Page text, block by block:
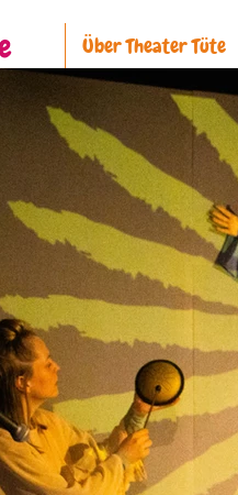
Über Theater Tüte